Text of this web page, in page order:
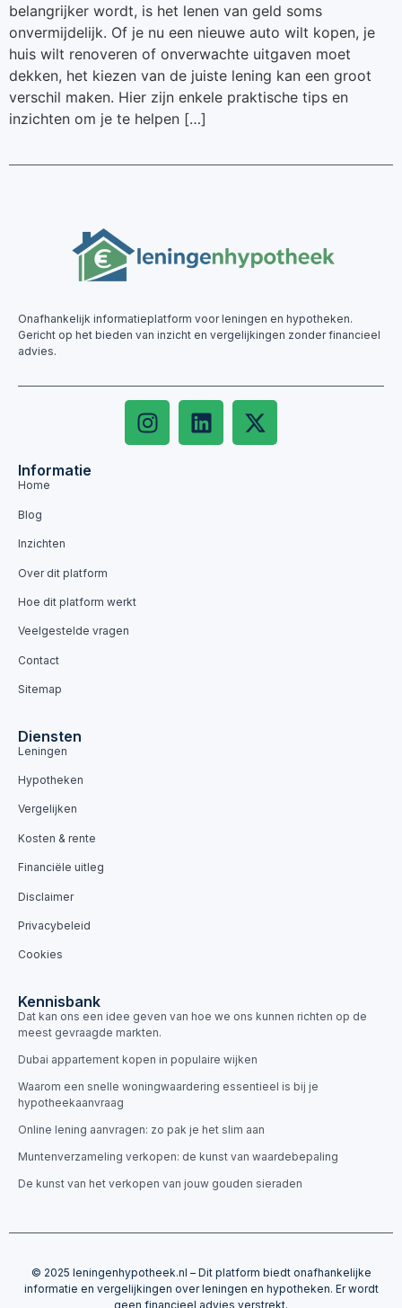
belangrijker wordt, is het lenen van geld soms
onvermijdelijk. Of je nu een nieuwe auto wilt kopen, je
huis wilt renoveren of onverwachte uitgaven moet
dekken, het kiezen van de juiste lening kan een groot
verschil maken. Hier zijn enkele praktische tips en
inzichten om je te helpen […]
Onafhankelijk informatieplatform voor leningen en hypotheken.
Gericht op het bieden van inzicht en vergelijkingen zonder financieel
advies.
Informatie
Home
Blog
Inzichten
Over dit platform
Hoe dit platform werkt
Veelgestelde vragen
Contact
Sitemap
Diensten
Leningen
Hypotheken
Vergelijken
Kosten & rente
Financiële uitleg
Disclaimer
Privacybeleid
Cookies
Kennisbank
Dat kan ons een idee geven van hoe we ons kunnen richten op de
meest gevraagde markten.
Dubai appartement kopen in populaire wijken
Waarom een snelle woningwaardering essentieel is bij je
hypotheekaanvraag
Online lening aanvragen: zo pak je het slim aan
Muntenverzameling verkopen: de kunst van waardebepaling
De kunst van het verkopen van jouw gouden sieraden
© 2025 leningenhypotheek.nl – Dit platform biedt onafhankelijke
informatie en vergelijkingen over leningen en hypotheken. Er wordt
geen financieel advies verstrekt.